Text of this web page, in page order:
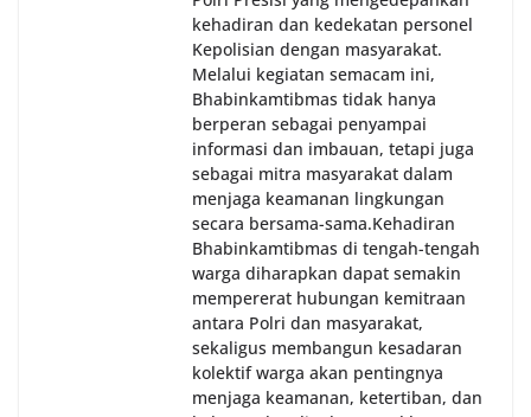
kehadiran dan kedekatan personel
Kepolisian dengan masyarakat.
Melalui kegiatan semacam ini,
Bhabinkamtibmas tidak hanya
berperan sebagai penyampai
informasi dan imbauan, tetapi juga
sebagai mitra masyarakat dalam
menjaga keamanan lingkungan
secara bersama-sama.‎‎Kehadiran
Bhabinkamtibmas di tengah-tengah
warga diharapkan dapat semakin
mempererat hubungan kemitraan
antara Polri dan masyarakat,
sekaligus membangun kesadaran
kolektif warga akan pentingnya
menjaga keamanan, ketertiban, dan